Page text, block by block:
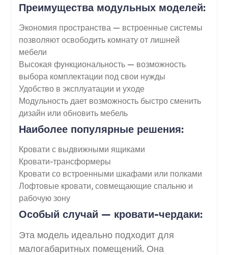
Преимущества модульных моделей:
Экономия пространства — встроенные системы
позволяют освободить комнату от лишней
мебели
Высокая функциональность — возможность
выбора комплектации под свои нужды
Удобство в эксплуатации и уходе
Модульность дает возможность быстро сменить
дизайн или обновить мебель
Наиболее популярные решения:
Кровати с выдвижными ящиками
Кровати-трансформеры
Кровати со встроенными шкафами или полками
Лофтовые кровати, совмещающие спальню и
рабочую зону
Особый случай — кровати-чердаки:
Эта модель идеально подходит для
малогабаритных помещений. Она